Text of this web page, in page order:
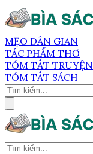
MẸO DÂN GIAN
TÁC PHẨM THƠ
TÓM TẮT TRUYỆN
TÓM TẮT SÁCH